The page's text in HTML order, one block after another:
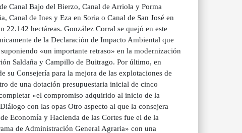
Canal Bajo del Bierzo, Canal de Arriola y Porma
Canal de Ines y Eza en Soria o Canal de San José en
22.142 hectáreas. González Corral se quejó en este
de la Declaración de Impacto Ambiental que
«un importante retraso» en la modernización
Saldaña y Campillo de Buitrago. Por último, en
su Consejería para la mejora de las explotaciones de
de una dotación presupuestaria inicial de cinco
«el compromiso adquirido al inicio de la
con las opas Otro aspecto al que la consejera
Economía y Hacienda de las Cortes fue el de la
de Administración General Agraria» con una